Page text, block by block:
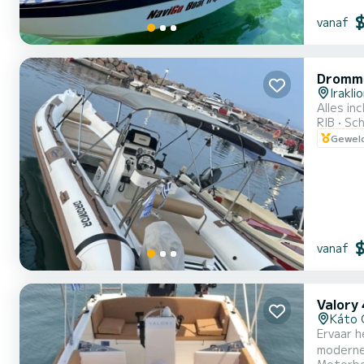
vanaf
Alles
RIB
vanaf
Valory
Káto
Ervaar